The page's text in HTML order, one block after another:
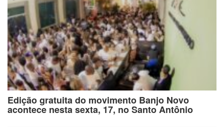
Edição gratuita do movimento Banjo Novo
acontece nesta sexta, 17, no Santo Antônio